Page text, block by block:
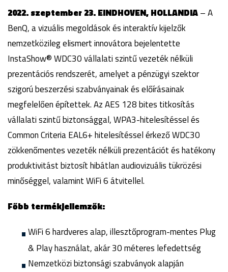
2022. szeptember 23. EINDHOVEN, HOLLANDIA– A
BenQ, a vizuális megoldások és interaktív kijelzők
nemzetközileg elismert innovátora bejelentette
InstaShow® WDC30 vállalati szintű vezeték nélküli
prezentációs rendszerét, amelyet a pénzügyi szektor
szigorú beszerzési szabványainak és előírásainak
megfelelően építettek. Az AES 128 bites titkosítás
vállalati szintű biztonsággal, WPA3-hitelesítéssel és
Common Criteria EAL6+ hitelesítéssel érkező WDC30
zökkenőmentes vezeték nélküli prezentációt és hatékony
produktivitást biztosít hibátlan audiovizuális tükrözési
minőséggel, valamint WiFi 6 átvitellel.
Főbb termékjellemzők:
WiFi 6 hardveres alap, illesztőprogram-mentes Plug
& Play használat, akár 30 méteres lefedettség
Nemzetközi biztonsági szabványok alapján